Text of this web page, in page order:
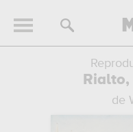
de